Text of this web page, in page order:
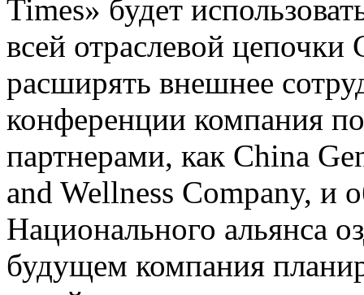
Times» будет
всей отраслевой
расширять внешнее
конференции компания
партнерами, как China
and Wellness Company, и
Национального альянса
будущем компания